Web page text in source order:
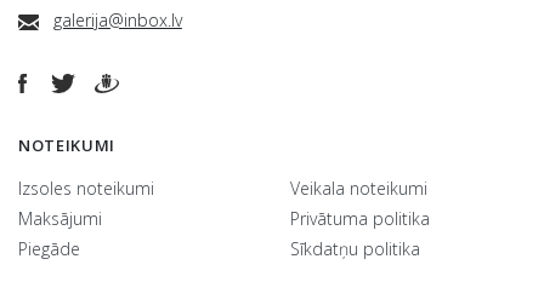
galerija@inbox.lv
NOTEIKUMI
Izsoles noteikumi
Maksājumi
Piegāde
Veikala noteikumi
Privātuma politika
Sīkdatņu politika